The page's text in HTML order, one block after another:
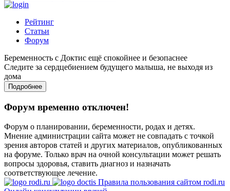
Рейтинг
Статьи
Форум
Беременность с Доктис ещё спокойнее и безопаснее
Следите за сердцебиением будущего малыша, не выходя из
дома
Подробнее
Форум временно отключен!
Форум о планировании, беременности, родах и детях.
Мнение администрации сайта может не совпадать с точкой
зрения авторов статей и других материалов, опубликованных
на форуме. Только врач на очной консультации может решать
вопросы здоровья, ставить диагноз и назначать
соответствующее лечение.
Правила пользования сайтом rodi.ru